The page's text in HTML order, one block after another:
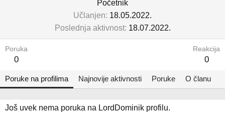
Početnik
Učlanjen 18.05.2022.
Poslednja aktivnost 18.07.2022.
Poruka
0
Reakcija
0
Poruke na profilima Najnovije aktivnosti Poruke O članu
Još uvek nema poruka na LordDominik profilu.